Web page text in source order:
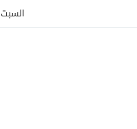
السبت 8 أغسطس 2026 - 10:46 صباحًا